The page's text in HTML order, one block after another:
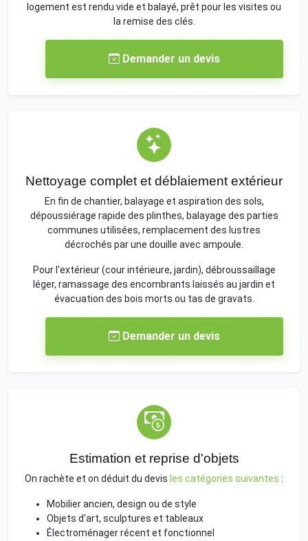
logement est rendu vide et balayé, prêt pour les visites ou
la remise des clés.
Demander un devis
Nettoyage complet et déblaiement extérieur
En fin de chantier, balayage et aspiration des sols,
dépoussiérage rapide des plinthes, balayage des parties
communes utilisées, remplacement des lustres
décrochés par une douille avec ampoule.
Pour l'extérieur (cour intérieure, jardin), débroussaillage
léger, ramassage des encombrants laissés au jardin et
évacuation des bois morts ou tas de gravats.
Demander un devis
Estimation et reprise d'objets
On rachète et on déduit du devis les catégories suivantes :
Mobilier ancien, design ou de style
Objets d'art, sculptures et tableaux
Électroménager récent et fonctionnel